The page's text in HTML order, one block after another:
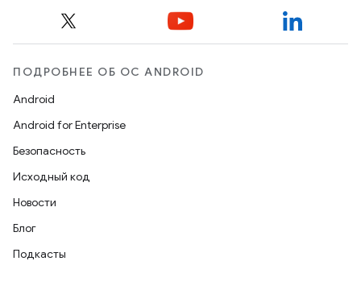
ПОДРОБНЕЕ ОБ ОС ANDROID
Android
Android for Enterprise
Безопасность
Исходный код
Новости
Блог
Подкасты